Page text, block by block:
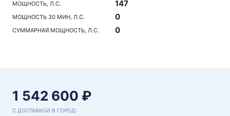
МОЩНОСТЬ, Л.С. 147
МОЩНОСТЬ 30 МИН, Л.С. 0
СУММАРНАЯ МОЩНОСТЬ, Л.С. 0
1 542 600 ₽
С ДОСТАВКОЙ В ГОРОД: